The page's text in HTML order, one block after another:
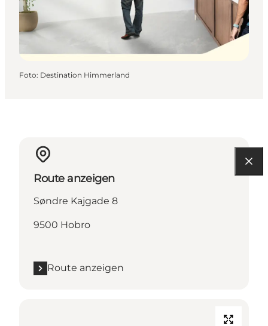
Foto: Destination Himmerland
Route anzeigen
Søndre Kajgade 8
9500 Hobro
Route anzeigen